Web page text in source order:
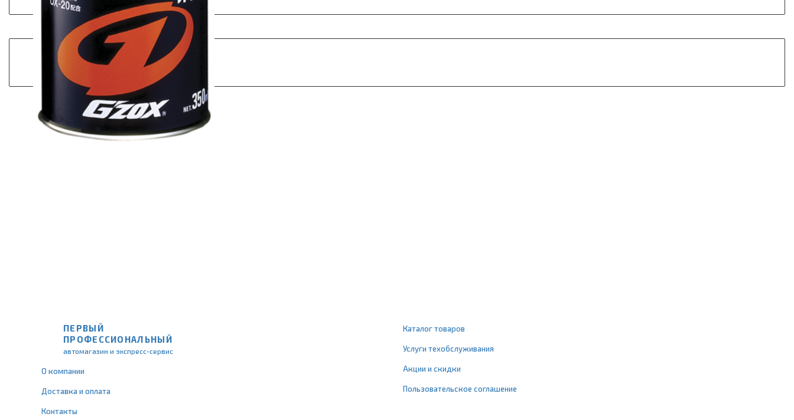
ПЕРВЫЙ
ПРОФЕССИОНАЛЬНЫЙ
автомагазин и экспресс-сервис
О компании
Доставка и оплата
Контакты
Каталог товаров
Услуги техобслуживания
Акции и скидки
Пользовательское соглашение